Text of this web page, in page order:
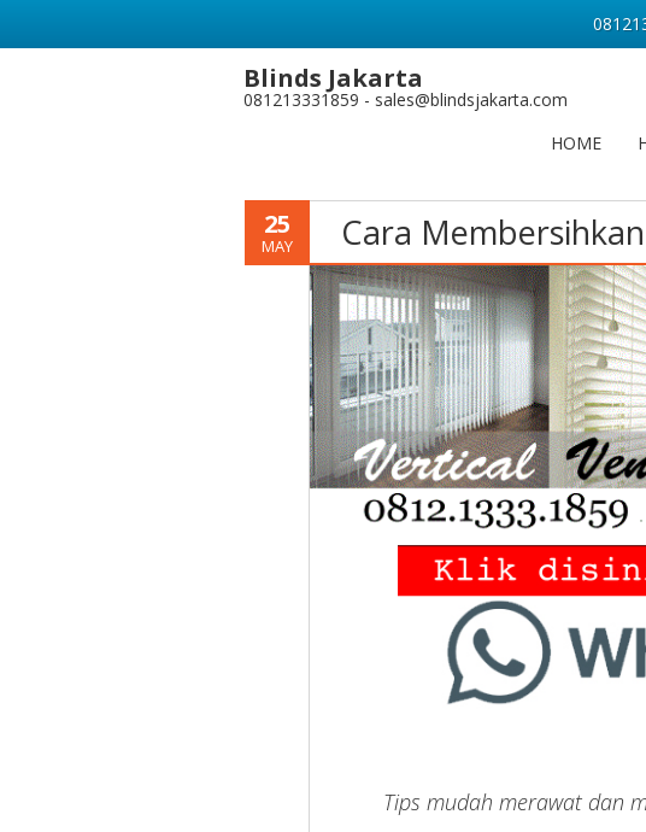
Blinds Jakarta
081213331859 - sales@blindsjakarta.com
HOME
25
MAY Cara
Tips mudah merawat dan